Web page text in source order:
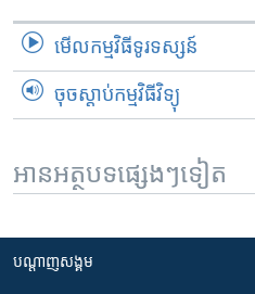
មើល​កម្មវិធី​ទូរទស្សន៍
ចុចស្តាប់កម្មវិធីវិទ្យុ
អានអត្ថបទផ្សេងៗទៀត
បណ្តាញ​សង្គម